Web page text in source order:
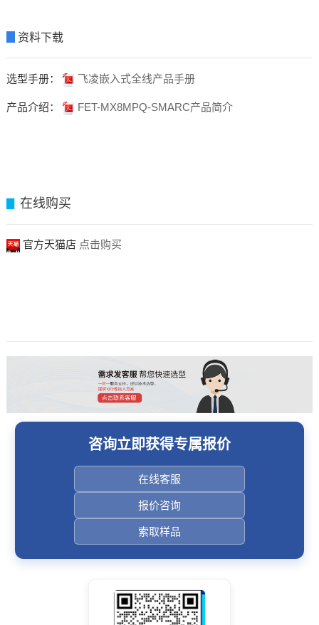
资料下载
选型手册： 飞凌嵌入式全线产品手册
产品介绍： FET-MX8MPQ-SMARC产品简介
在线购买
官方天猫店 点击购买
咨询立即获得专属报价
在线客服
报价咨询
索取样品